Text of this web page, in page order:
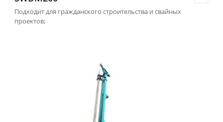
Подходит для гражданского строительства и свайных
проектов;